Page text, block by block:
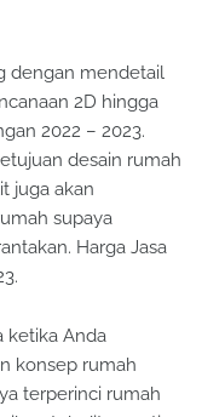
dengan mendetail
2D hingga
2022 – 2023.
desain rumah
juga akan
supaya
Harga Jasa
ketika Anda
konsep rumah